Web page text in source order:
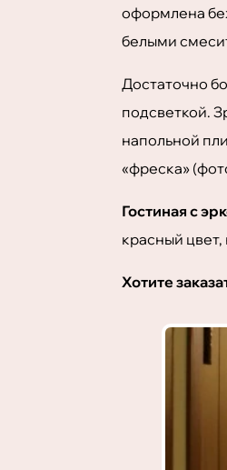
оформлена
белыми
Достаточно
подсветкой.
напольной
«фреска»
Гостиная с
красный
Хотите